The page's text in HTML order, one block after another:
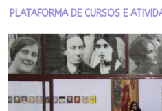
PLATAFORMA DE CURSOS E